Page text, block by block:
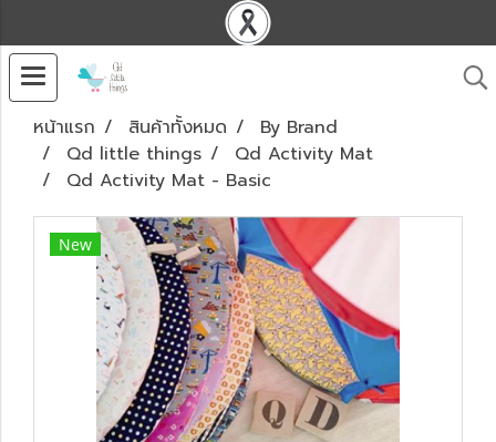
หน้าแรก สินค้าทั้งหมด
By Brand
Qd little things
Qd Activity Mat
Qd Activity Mat - Basic
New